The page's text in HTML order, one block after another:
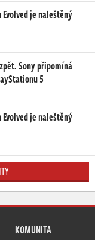
Evolved je naleštěný
Sony připomíná
5
Evolved je naleštěný
KOMUNITA